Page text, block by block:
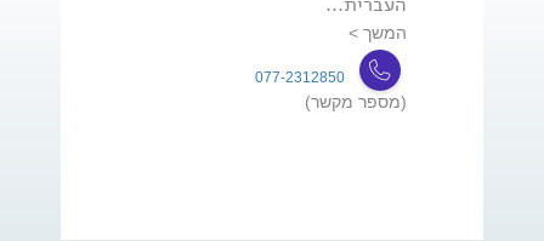
המשך >
077-2312850
(מספר מקשר)